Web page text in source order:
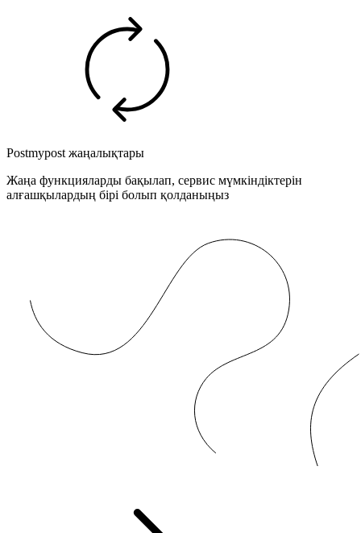
Postmypost жаңалықтары
Жаңа функцияларды бақылап, сервис мүмкіндіктерін
алғашқылардың бірі болып қолданыңыз